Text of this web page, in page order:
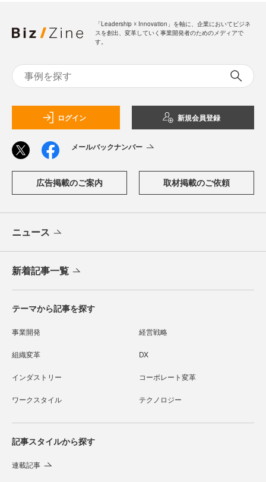
「Leadership ☓ Innovation」を軸に、企業においてビジネ
スを創出、変革していく事業開発者のためのメディアで
す。
ログイン 新規会員登録
メールバックナンバー
広告掲載のご案内 取材掲載のご依頼
ニュース
新着記事一覧
テーマから記事を探す
事業開発 経営戦略
組織変革 DX
インダストリー コーポレート変革
ワークスタイル テクノロジー
記事スタイルから探す
連載記事